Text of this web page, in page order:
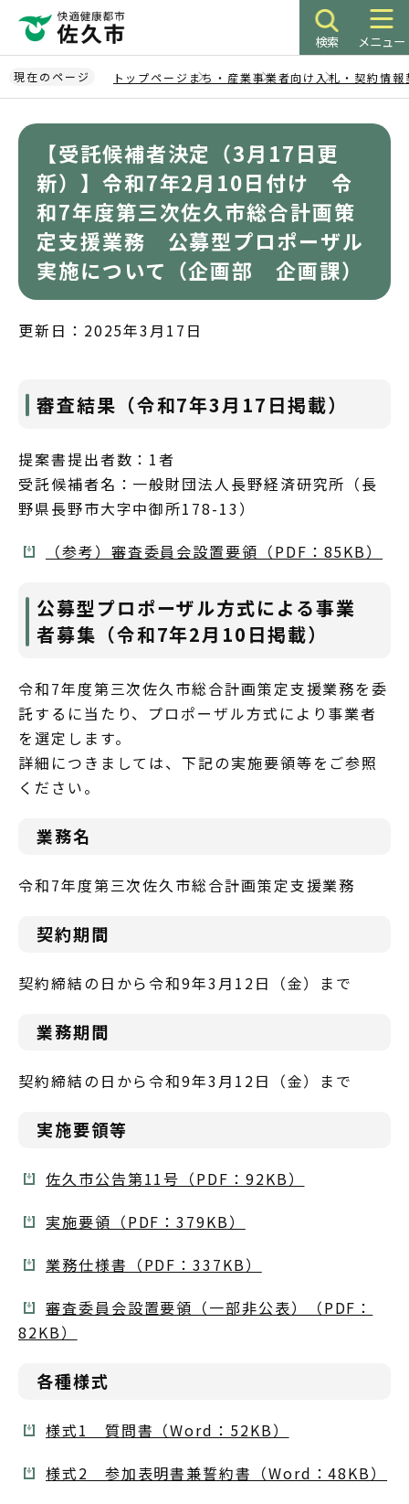
ペ
ー
ジ
検索 メニュー
現在のページ トップページ まち・産業事業者向け 入札・契約情報
【受託候補者決定（3月17日更
新）】令和7年2月10日付け 令
和7年度第三次佐久市総合計画策
定支援業務 公募型プロポーザル
実施について（企画部 企画課）
更新日：2025年3月17日
審査結果（令和7年3月17日掲載）
提案書提出者数：1者
受託候補者名：一般財団法人長野経済研究所（長
野県長野市大字中御所178-13）
（参考）審査委員会設置要領（PDF：85KB）
公募型プロポーザル方式による事業
者募集（令和7年2月10日掲載）
令和7年度第三次佐久市総合計画策定支援業務を委
託するに当たり、プロポーザル方式により事業者
を選定します。
詳細につきましては、下記の実施要領等をご参照
ください。
業務名
令和7年度第三次佐久市総合計画策定支援業務
契約期間
契約締結の日から令和9年3月12日（金）まで
業務期間
契約締結の日から令和9年3月12日（金）まで
実施要領等
佐久市公告第11号（PDF：92KB）
実施要領（PDF：379KB）
業務仕様書（PDF：337KB）
審査委員会設置要領（一部非公表）（PDF：
82KB）
各種様式
様式1 質問書（Word：52KB）
様式2 参加表明書兼誓約書（Word：48KB）